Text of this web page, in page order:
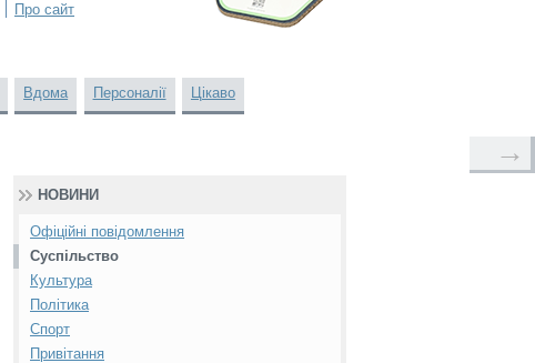
Про сайт
Вдома Персоналії Цікаво
→
НОВИНИ
Офіційні повідомлення
Суспільство
Культура
Політика
Спорт
Привітання